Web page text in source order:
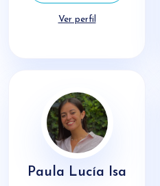
Ver perfil
Paula Lucía Isa